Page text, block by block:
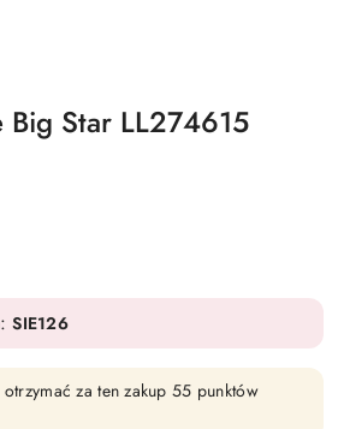
Big Star LL274615
SIE126
za ten zakup 55 punktów